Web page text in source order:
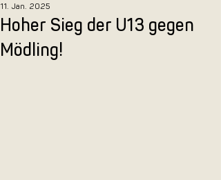
Hoher Sieg der U13 gegen
Mödling!
11. Jan. 2025